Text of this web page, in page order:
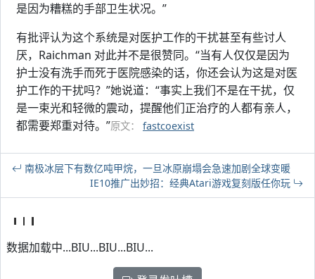
是因为糟糕的手部卫生状况。”
有批评认为这个系统是对医护工作的干扰甚至有些讨人
厌，Raichman 对此并不是很赞同。“当有人仅仅是因为
护士没有洗手而死于医院感染的话，你还会认为这是对医
护工作的干扰吗？”她说道：“事实上我们不是在干扰，仅
是一束光和轻微的震动，提醒他们正治疗的人都有亲人，
都需要郑重对待。”原文： fastcoexist
南极冰层下有数亿吨甲烷，一旦冰原崩塌会急速加剧全球变暖
IE10推广出妙招：经典Atari游戏复刻版任你玩
数据加载中...BIU...BIU...BIU...